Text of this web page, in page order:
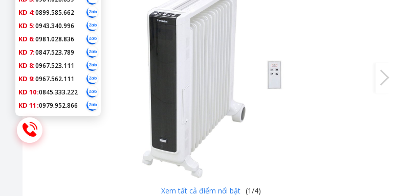
Xem tất cả điểm nổi bật (1/4)
KD 4:0899.585.662
KD 5:0943.340.996
KD 6:0981.028.836
KD 7:0847.523.789
KD 8:0967.523.111
KD 9:0967.562.111
KD 10:0845.333.222
KD 11:0979.952.866